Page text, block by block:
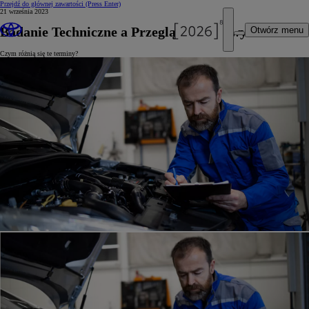
Przejdź do głównej zawartości (Press Enter)
Otwórz menu
21 września 2023
Badanie Techniczne a Przegląd Okresowy
Czym różnią się te terminy?